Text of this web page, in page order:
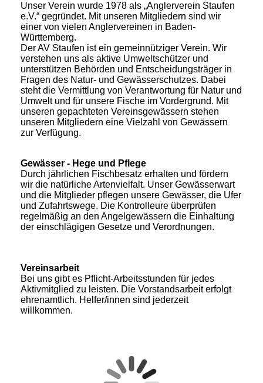
Unser Verein wurde 1978 als „Anglerverein Staufen
e.V.“ gegründet. Mit unseren Mitgliedern sind wir
einer von vielen Anglervereinen in Baden-
Württemberg.
Der AV Staufen ist ein gemeinnütziger Verein. Wir
verstehen uns als aktive Umweltschützer und
unterstützen Behörden und Entscheidungsträger in
Fragen des Natur- und Gewässerschutzes. Dabei
steht die Vermittlung von Verantwortung für Natur und
Umwelt und für unsere Fische im Vordergrund. Mit
unseren gepachteten Vereinsgewässern stehen
unseren Mitgliedern eine Vielzahl von Gewässern
zur Verfügung.
Gewässer - Hege und Pflege
Durch jährlichen Fischbesatz erhalten und fördern
wir die natürliche Artenvielfalt. Unser Gewässerwart
und die Mitglieder pflegen unsere Gewässer, die Ufer
und Zufahrtswege. Die Kontrolleure überprüfen
regelmäßig an den Angelgewässern die Einhaltung
der einschlägigen Gesetze und Verordnungen.
Vereinsarbeit
Bei uns gibt es Pflicht-Arbeitsstunden für jedes
Aktivmitglied zu leisten. Die Vorstandsarbeit erfolgt
ehrenamtlich. Helfer/innen sind jederzeit
willkommen.